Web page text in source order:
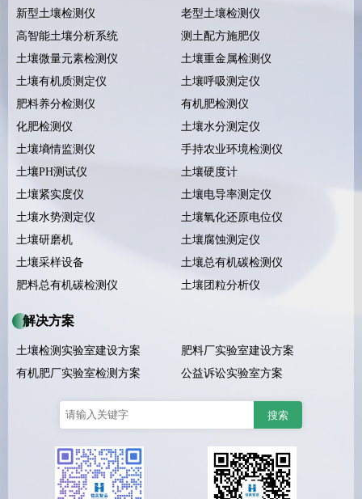
新型土壤检测仪
老型土壤检测仪
高智能土壤分析系统
测土配方施肥仪
土壤微量元素检测仪
土壤重金属检测仪
土壤有机质测定仪
土壤呼吸测定仪
肥料养分检测仪
有机肥检测仪
化肥检测仪
土壤水分测定仪
土壤墒情监测仪
手持农业环境检测仪
土壤PH测试仪
土壤硬度计
土壤紧实度仪
土壤电导率测定仪
土壤水势测定仪
土壤氧化还原电位仪
土壤研磨机
土壤腐蚀测定仪
土壤采样设备
土壤总有机碳检测仪
肥料总有机碳检测仪
土壤团粒分析仪
解决方案
土壤检测实验室建设方案
肥料厂实验室建设方案
有机肥厂实验室检测方案
公益诉讼实验室方案